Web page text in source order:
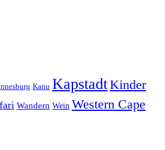
Kanu KapstadtKinder
Wandern Wein Western Cape